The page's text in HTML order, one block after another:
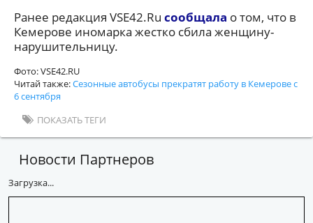
Ранее редакция VSE42.Ru сообщала о том, что в
Кемерове иномарка жестко сбила женщину-
нарушительницу.
Фото: VSE42.RU
Читай также:Сезонные автобусы прекратят работу в Кемерове с
6 сентября
ПОКАЗАТЬ ТЕГИ
Новости Партнеров
Загрузка...